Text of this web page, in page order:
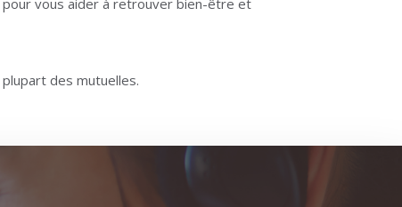
pour vous aider à retrouver bien-être et
des mutuelles.